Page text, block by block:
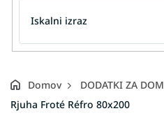
Domov DODATKI ZA DOM
Rjuha Froté Réfro 80x200